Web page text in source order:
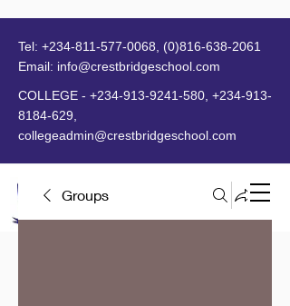
MENU
Tel: +234-811-577-0068
(0)816-638-2061
Email: info@crestbridgeschool.com
COLLEGE - +234-913-9241-580 +234-913-
8184-629
collegeadmin@crestbridgeschool.com
Groups